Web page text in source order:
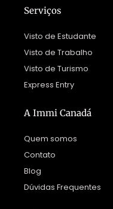
Serviços
Visto de Estudante
Visto de Trabalho
Visto de Turismo
Express Entry
A Immi Canadá
Quem somos
Contato
Blog
Dúvidas Frequentes